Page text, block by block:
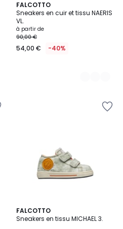
FALCOTTO
Sneakers en cuir et tissu NAERIS
VL.
à partir de
90,00 €
54,00 € -40%
3
Couleurs
FALCOTTO
Sneakers en tissu MICHAEL 3.